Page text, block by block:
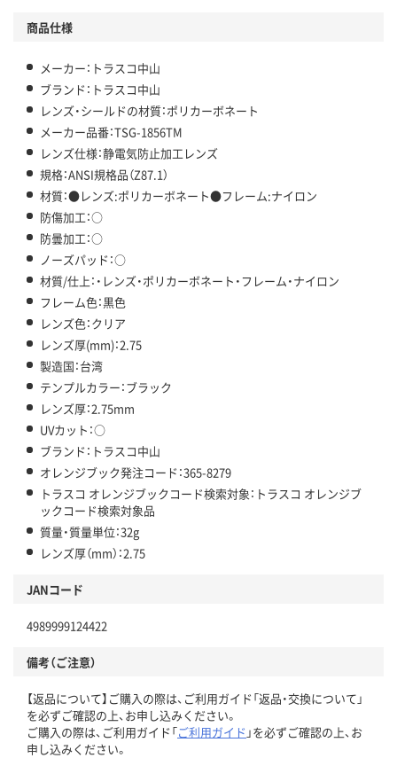
商品仕様
メーカー：トラスコ中山
ブランド：トラスコ中山
レンズ・シールドの材質：ポリカーボネート
メーカー品番：TSG-1856TM
レンズ仕様：静電気防止加工レンズ
規格：ANSI規格品（Z87.1）
材質：●レンズ:ポリカーボネート●フレーム:ナイロン
防傷加工：○
防曇加工：○
ノーズパッド：○
材質/仕上：・レンズ・ポリカーボネート・フレーム・ナイロン
フレーム色：黒色
レンズ色：クリア
レンズ厚(mm)：2.75
製造国：台湾
テンプルカラー：ブラック
レンズ厚：2.75mm
UVカット：○
ブランド：トラスコ中山
オレンジブック発注コード：365-8279
トラスコ オレンジブックコード検索対象：トラスコ オレンジブ
ックコード検索対象品
質量・質量単位：32g
レンズ厚（mm）：2.75
JANコード
4989999124422
備考（ご注意）
【返品について】ご購入の際は、ご利用ガイド「返品・交換について」
を必ずご確認の上、お申し込みください。
ご購入の際は、ご利用ガイド「ご利用ガイド 」を必ずご確認の上、お
申し込みください。